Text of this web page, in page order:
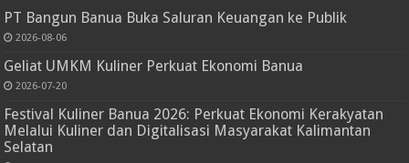
PT Bangun Banua Buka Saluran Keuangan ke Publik
2026-08-06
Geliat UMKM Kuliner Perkuat Ekonomi Banua
2026-07-20
Festival Kuliner Banua 2026: Perkuat Ekonomi Kerakyatan
Melalui Kuliner dan Digitalisasi Masyarakat Kalimantan
Selatan